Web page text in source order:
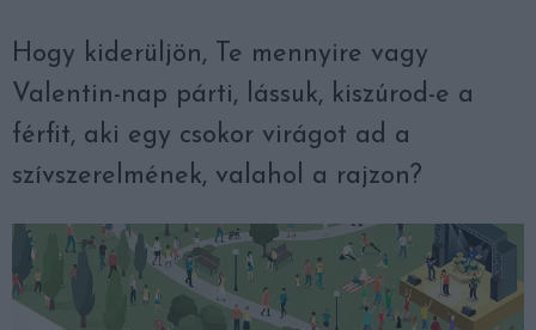
Hogy kiderüljön, Te mennyire vagy
Valentin-nap párti, lássuk, kiszúrod-e a
férfit, aki egy csokor virágot ad a
szívszerelmének, valahol a rajzon?